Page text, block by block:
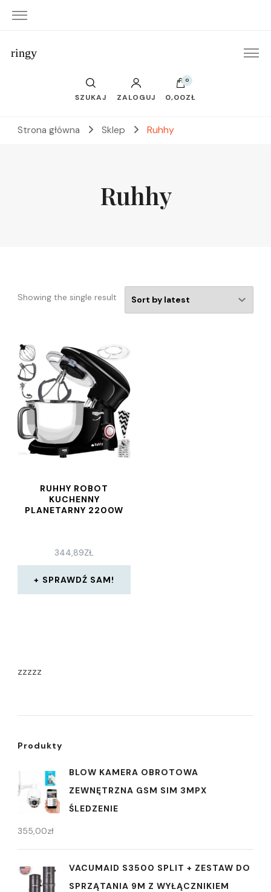
ringy
SZUKAJ ZALOGUJ
0
0,00ZŁ
Strona główna Sklep Ruhhy
Ruhhy
Showing the single result
RUHHY ROBOT
KUCHENNY
PLANETARNY 2200W
344,89ZŁ
SPRAWDŹ SAM!
zzzzz
Produkty
BLOW KAMERA OBROTOWA
ZEWNĘTRZNA GSM SIM 3MPX
ŚLEDZENIE
355,00zł
VACUMAID S3500 SPLIT + ZESTAW DO
SPRZĄTANIA 9M Z WYŁĄCZNIKIEM